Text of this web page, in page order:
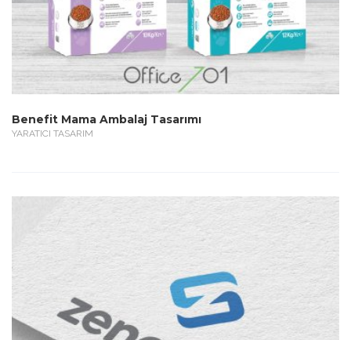
Benefit Mama Ambalaj Tasarımı
YARATICI TASARIM